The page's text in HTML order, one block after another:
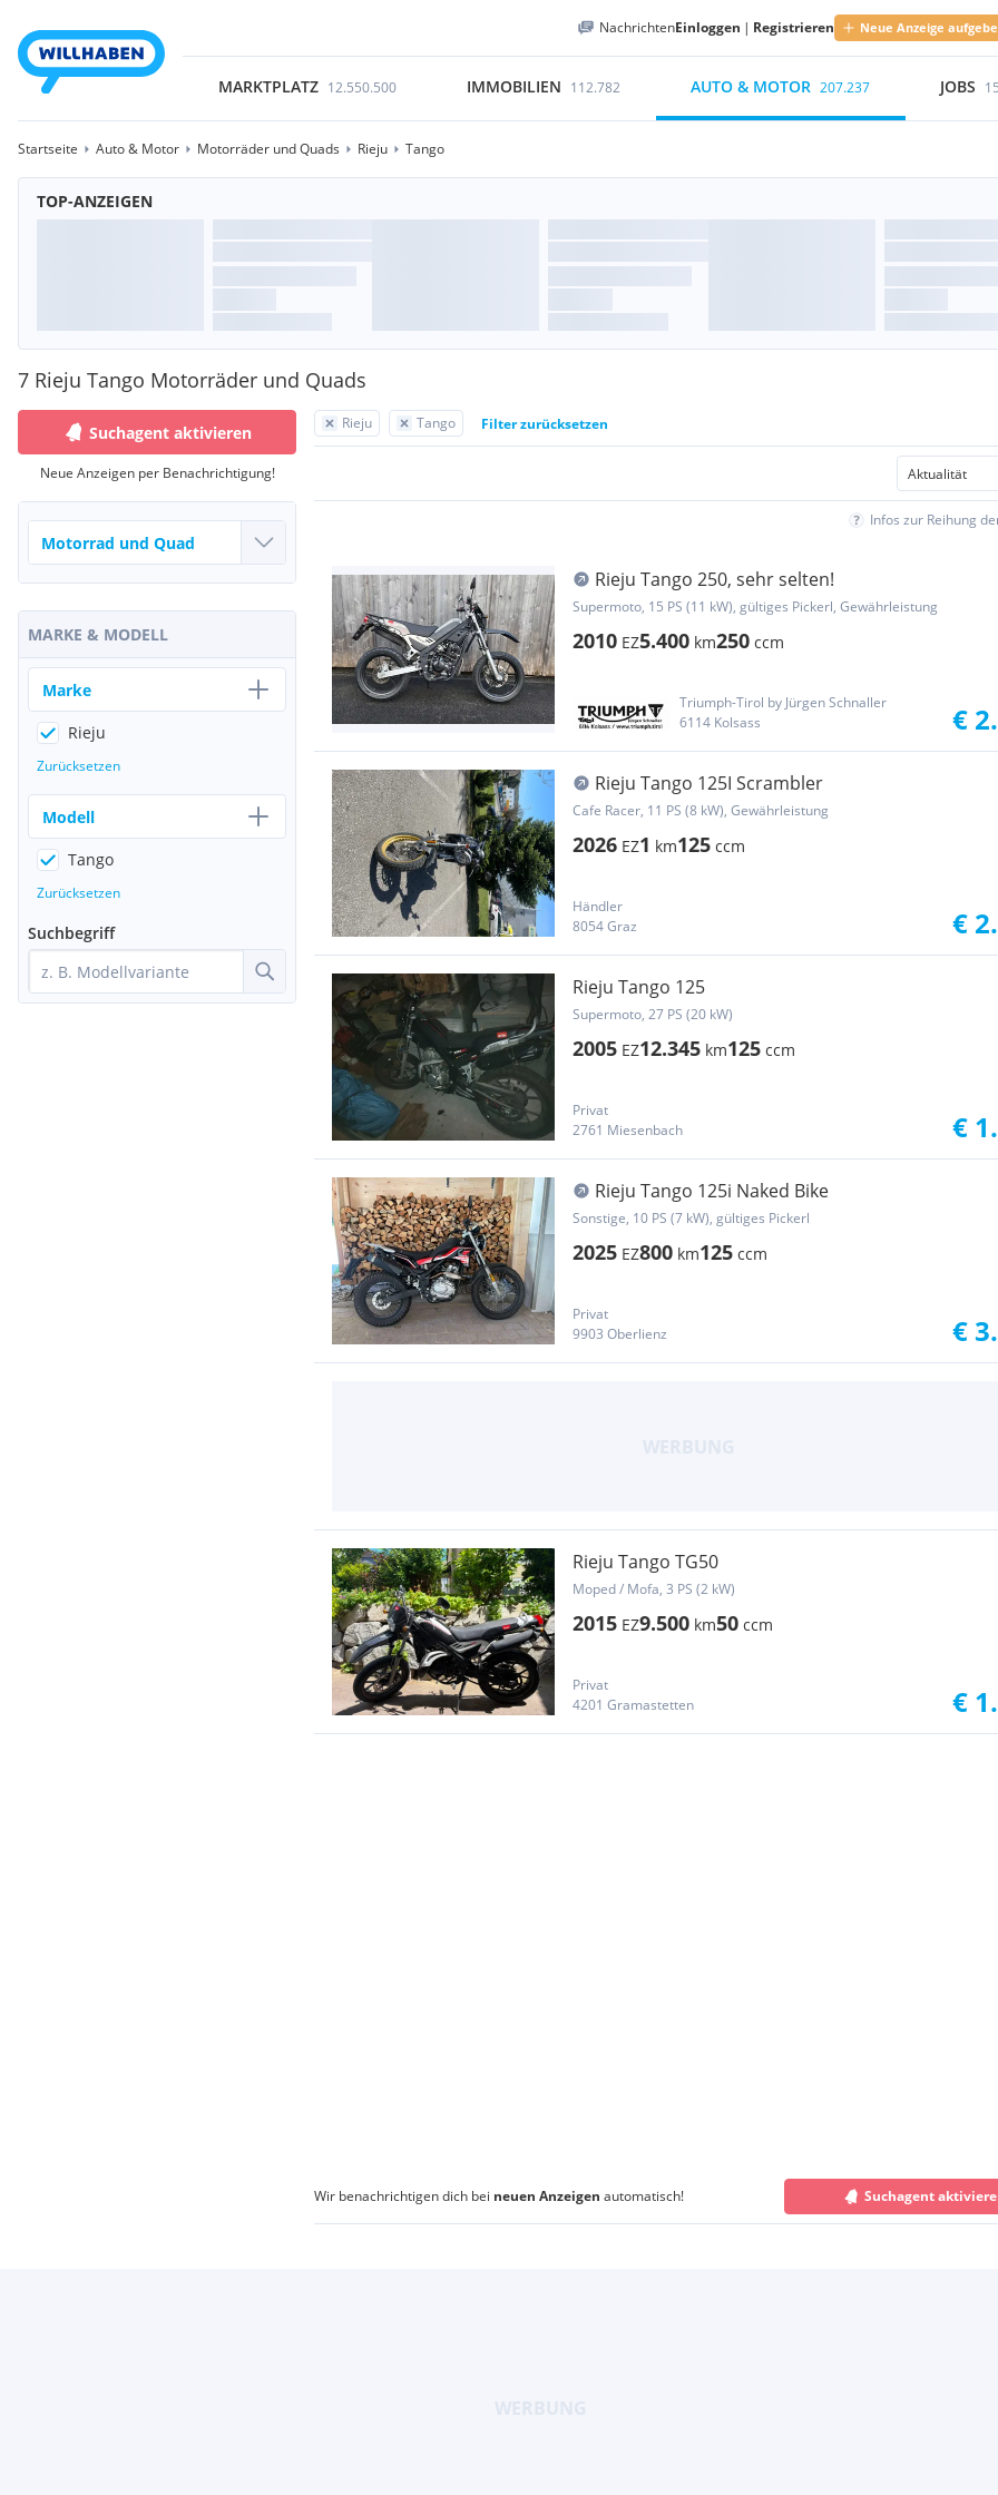
NachrichtenEinloggen | Registrieren Neue Anzeige
MARKTPLATZ 12.550.500 IMMOBILIEN 112.782 AUTO & MOTOR 207.237 JOBS
Startseite Auto & Motor Motorräder und Quads Rieju Tango
TOP-ANZEIGEN
7 Rieju Tango Motorräder und Quads
Rieju Tango Filter zurücksetzen
Infos zur Reihung
Rieju Tango 250, sehr selten!
Supermoto, 15 PS (11 kW), gültiges Pickerl, Gewährleistung
2010 EZ5.400 km250 ccm
Triumph-Tirol by Jürgen Schnaller
6114 Kolsass
€
Rieju Tango 125I Scrambler
Cafe Racer, 11 PS (8 kW), Gewährleistung
2026 EZ1 km125 ccm
Händler
8054 Graz
€
Rieju Tango 125
Supermoto, 27 PS (20 kW)
2005 EZ12.345 km125 ccm
Privat
2761 Miesenbach
€
Rieju Tango 125i Naked Bike
Sonstige, 10 PS (7 kW), gültiges Pickerl
2025 EZ800 km125 ccm
Privat
9903 Oberlienz
€
Rieju Tango TG50
Moped / Mofa, 3 PS (2 kW)
2015 EZ9.500 km50 ccm
Privat
4201 Gramastetten
€
Wir benachrichtigen dich bei neuen Anzeigen automatisch! Suchagent
Suchagent aktivieren
Neue Anzeigen per Benachrichtigung!
MARKE & MODELL
Marke
Rieju
Zurücksetzen
Modell
Tango
Zurücksetzen
Suchbegriff